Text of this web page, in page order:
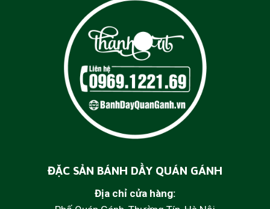
ĐẶC SẢN BÁNH DẦY QUÁN GÁNH
Địa chỉ cửa hàng: